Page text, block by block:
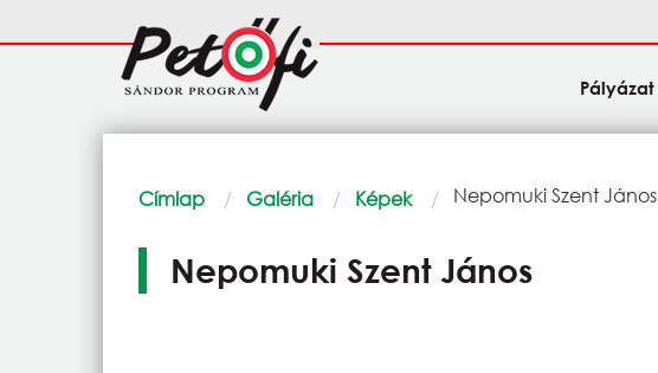
Fő
navigáció
Pályázat
Morzsa
Címlap Galéria Képek Current:
Nepomuki Szent János
Nepomuki Szent János